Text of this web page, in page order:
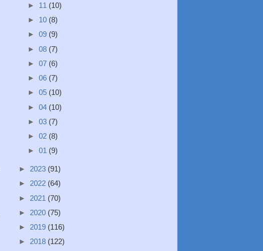
► 11 (10)
► 10 (8)
► 09 (9)
► 08 (7)
► 07 (6)
► 06 (7)
► 05 (10)
► 04 (10)
► 03 (7)
► 02 (8)
► 01 (9)
► 2023 (91)
► 2022 (64)
► 2021 (70)
► 2020 (75)
► 2019 (116)
► 2018 (122)